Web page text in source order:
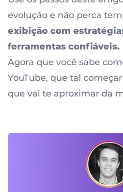
evolução e não perca
exibição com
ferramentas confiáveis.
Agora que você sabe
YouTube, que tal
que vai te aproximar da